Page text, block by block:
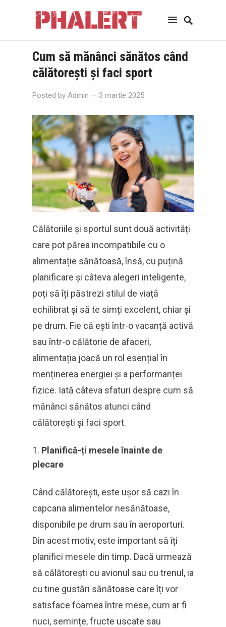
Cum să mănânci sănătos când
călătorești și faci sport
Posted by Admin — 3 martie 2025
Călătoriile și sportul sunt două activități
care pot părea incompatibile cu o
alimentație sănătoasă, însă, cu puțină
planificare și câteva alegeri inteligente,
poți să îți păstrezi stilul de viață
echilibrat și să te simți excelent, chiar și
pe drum. Fie că ești într-o vacanță activă
sau într-o călătorie de afaceri,
alimentația joacă un rol esențial în
menținerea energiei și a performanței
fizice. Iată câteva sfaturi despre cum să
mănânci sănătos atunci când
călătorești și faci sport.
Planifică-ți mesele înainte de
plecare
Când călătorești, este ușor să cazi în
capcana alimentelor nesănătoase,
disponibile pe drum sau în aeroporturi.
Din acest motiv, este important să îți
planifici mesele din timp. Dacă urmează
să călătorești cu avionul sau cu trenul, ia
cu tine gustări sănătoase care îți vor
satisface foamea între mese, cum ar fi
nuci, semințe, fructe uscate sau